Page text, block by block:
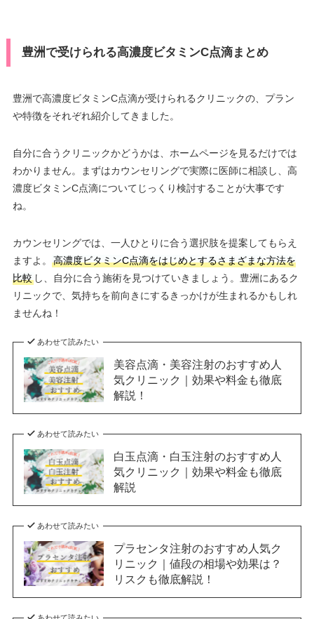
豊洲で受けられる高濃度ビタミンC点滴まとめ
豊洲で高濃度ビタミンC点滴が受けられるクリニックの、プラン
や特徴をそれぞれ紹介してきました。
自分に合うクリニックかどうかは、ホームページを見るだけでは
わかりません。まずはカウンセリングで実際に医師に相談し、高
濃度ビタミンC点滴についてじっくり検討することが大事です
ね。
カウンセリングでは、一人ひとりに合う選択肢を提案してもらえ
ますよ。
高濃度ビタミンC点滴をはじめとするさまざまな方法を
比較し、自分に合う施術を見つけていきましょう。豊洲にあるク
リニックで、気持ちを前向きにするきっかけが生まれるかもしれ
ませんね！
あわせて読みたい
美容点滴・美容注射のおすすめ人
気クリニック｜効果や料金も徹底
解説！
あわせて読みたい
白玉点滴・白玉注射のおすすめ人
気クリニック｜効果や料金も徹底
解説
あわせて読みたい
プラセンタ注射のおすすめ人気ク
リニック｜値段の相場や効果は？
リスクも徹底解説！